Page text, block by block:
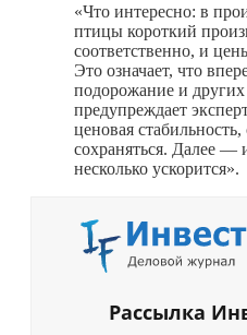
«Что интересно: в
птицы короткий
соответственно, и
Это означает, что
подорожание и
предупреждает
ценовая стабильность,
сохраняться. Далее —
несколько ускорится».
Рассылка